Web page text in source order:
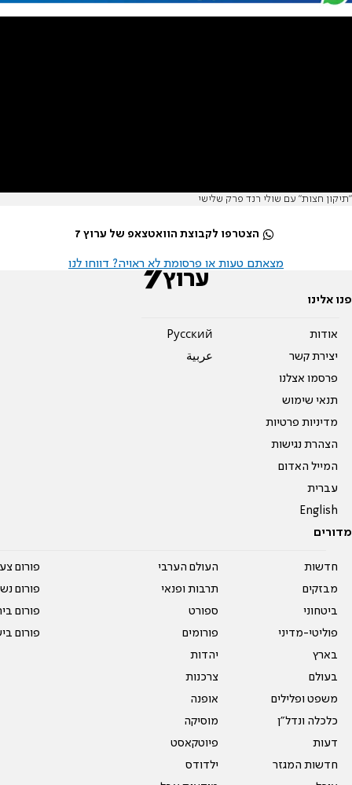
"תיקון חצות" עם שולי רנד פרק שלישי
הצטרפו לקבוצת הוואטצאפ של ערוץ 7
מצאתם טעות או פרסומת לא ראויה? דווחו לנו
פנו אלינו
אודות
יצירת קשר
פרסמו אצלנו
תנאי שימוש
מדיניות פרטיות
הצהרת נגישות
המייל האדום
עברית
English
Pусский
عربية
מדורים
חדשות
מבזקים
ביטחוני
פוליטי-מדיני
בארץ
בעולם
משפט ופלילים
כלכלה ונדל"ן
דעות
חדשות המגזר
העולם הערבי
תרבות ופנאי
ספורט
פורומים
יהדות
צרכנות
אופנה
מוסיקה
פיוטקאסט
ילדודס
פורום
פורום
פורום
פורום